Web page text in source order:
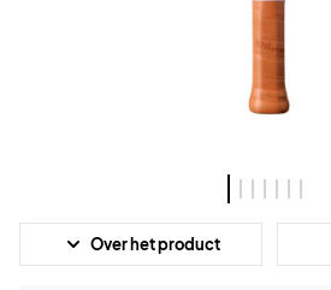
Over het product